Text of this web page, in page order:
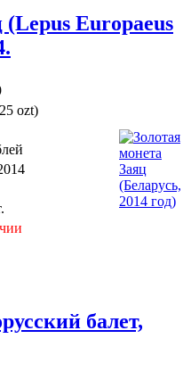
(Lepus Europaeus
ozt)
балет,